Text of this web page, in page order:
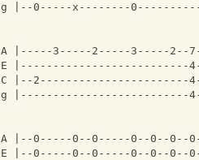
g |--0-----x--------
A |-----3-----2-----3-----2--
E |--------------------------
C |--2-----------------------
g |--------------------------
A |--0-----0--0-----0--0--
E |--0-----0--0-----0--0--